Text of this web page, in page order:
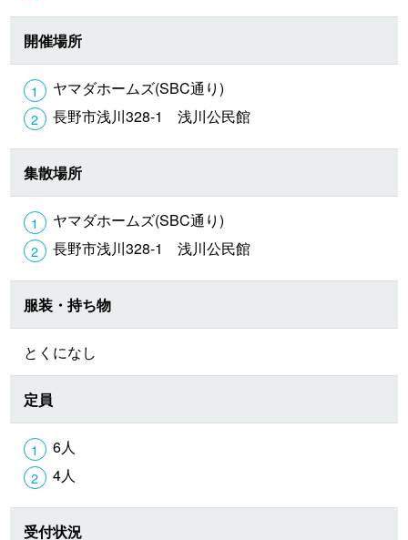
開催場所
ヤマダホームズ(SBC通り)
長野市浅川328-1 浅川公民館
集散場所
ヤマダホームズ(SBC通り)
長野市浅川328-1 浅川公民館
服装・持ち物
とくになし
定員
6人
4人
受付状況